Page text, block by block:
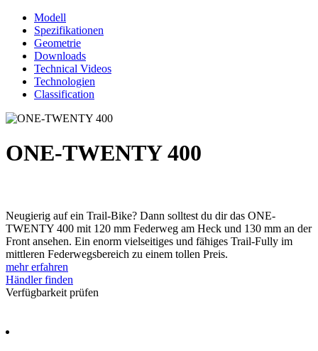
Modell
Spezifikationen
Geometrie
Downloads
Technical Videos
Technologien
Classification
ONE-TWENTY 400
Neugierig auf ein Trail-Bike? Dann solltest du dir das ONE-
TWENTY 400 mit 120 mm Federweg am Heck und 130 mm an der
Front ansehen. Ein enorm vielseitiges und fähiges Trail-Fully im
mittleren Federwegsbereich zu einem tollen Preis.
mehr erfahren
Händler finden
Verfügbarkeit prüfen